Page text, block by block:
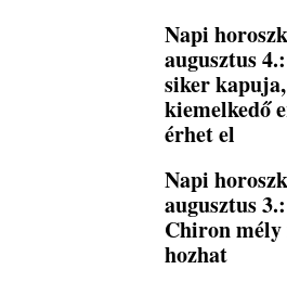
Napi
augusztus
siker
kiemelkedő
érhet el
Napi
augusztus
Chiron mély
hozhat